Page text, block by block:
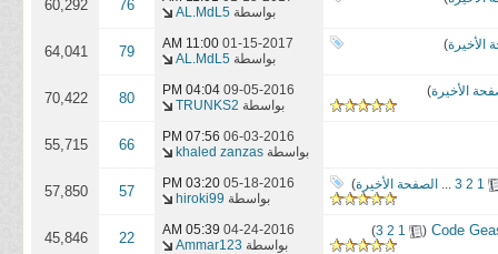
بواسطة AL.MdL5
76
60,292
الأخيرة)
01-15-2017
11:00 AM
بواسطة AL.MdL5
79
64,041
الأخيرة)
09-05-2016
04:04 PM
بواسطة TRUNKS2
80
70,422
06-03-2016
07:56 PM
بواسطة khaled zanzas
66
55,715
1
2
3
... الصفحة الأخيرة)
05-18-2016
03:20 PM
بواسطة hiroki99
57
57,850
(
1
2
3
)
04-24-2016
05:39 AM
بواسطة Ammar123
22
45,846